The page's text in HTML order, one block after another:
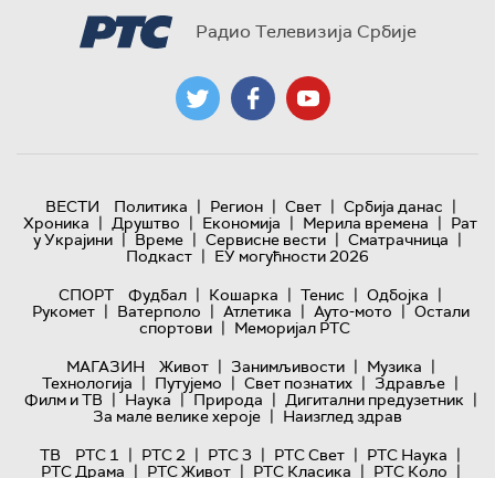
Радио Телевизија Србије
ВЕСТИ Политика | Регион | Свет | Србија данас |
Хроника | Друштво | Економија | Мерила времена | Рат
у Украјини | Време | Сервисне вести | Сматрачница |
Подкаст | ЕУ могућности 2026
СПОРТ
Фудбал | Кошарка | Тенис | Одбојка |
Рукомет | Ватерполо | Атлетика | Ауто-мото | Остали
спортови | Меморијал РТС
МАГАЗИН
Живот | Занимљивости | Музика |
Технологијa | Путујемо | Свет познатих | Здравље |
Филм и ТВ | Наука | Природа | Дигитални предузетник |
За мале велике хероје | Наизглед здрав
ТВ
РТС 1 | РТС 2 | РТС 3 | РТС Свет | РТС Наука |
РТС Драма | РТС Живот | РТС Класика | РТС Коло |